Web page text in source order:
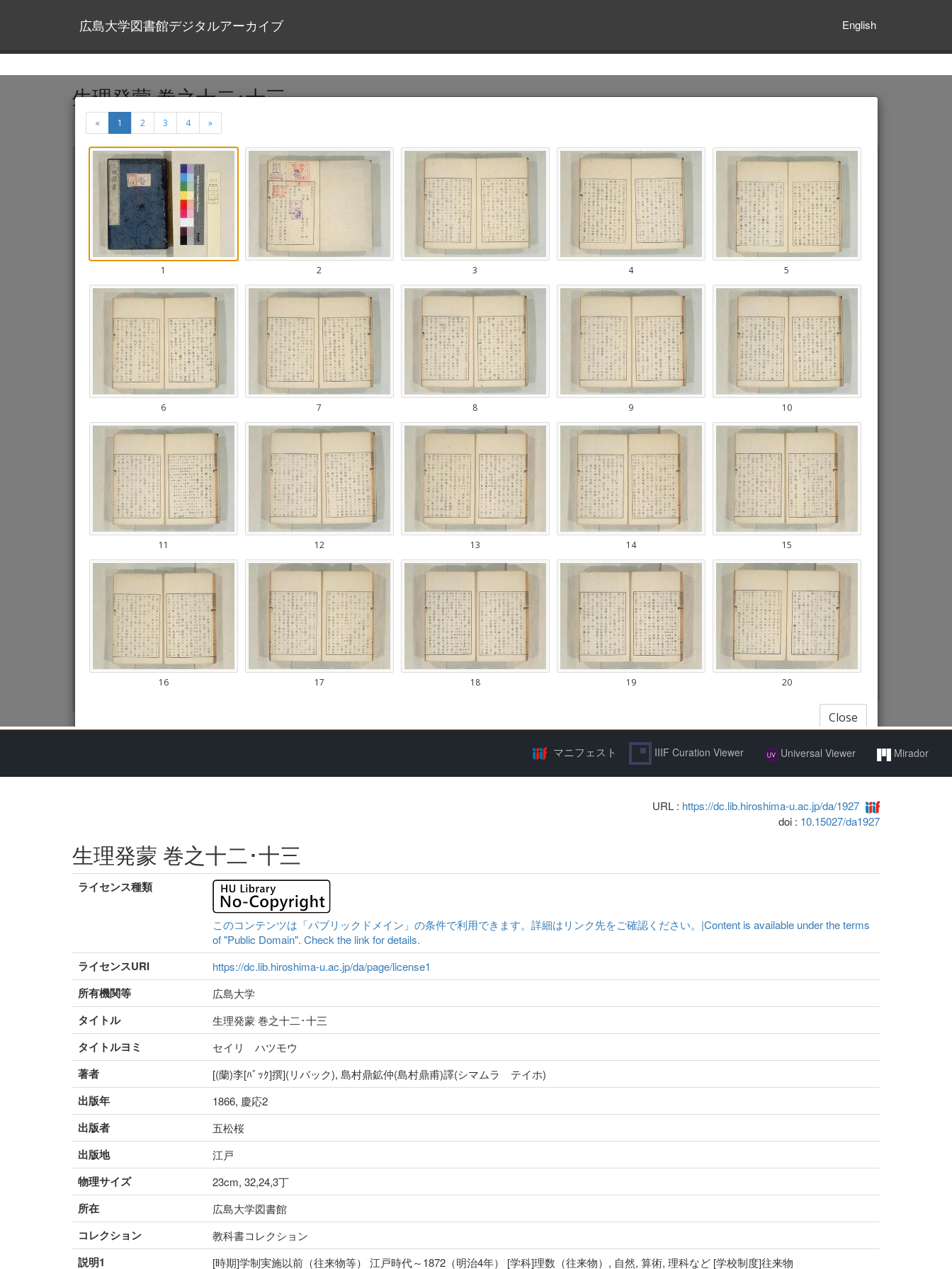
広島大学図書館デジタルアーカイブ English
マニフェスト IIIF Curation Viewer Universal Viewer Mirador
URL : https://dc.lib.hiroshima-u.ac.jp/da/1927
doi : 10.15027/da1927
生理発蒙 巻之十二･十三
ライセンス種類
このコンテンツは「パブリックドメイン」の条件で利用できます。詳細はリンク先をご確認ください。|Content is available under the terms
of "Public Domain". Check the link for details.
ライセンスURI https://dc.lib.hiroshima-u.ac.jp/da/page/license1
所有機関等 広島大学
タイトル 生理発蒙 巻之十二･十三
タイトルヨミ セイリ ハツモウ
著者 [(蘭)李[ﾊﾞｯｸ]撰](リバック), 島村鼎鉱仲(島村鼎甫)譯(シマムラ テイホ)
出版年 1866, 慶応2
出版者 五松桜
出版地 江戸
物理サイズ 23cm, 32,24,3丁
所在 広島大学図書館
コレクション 教科書コレクション
説明1 [時期]学制実施以前（往来物等） 江戸時代～1872（明治4年） [学科]理数（往来物）, 自然, 算術, 理科など [学校制度]往来物